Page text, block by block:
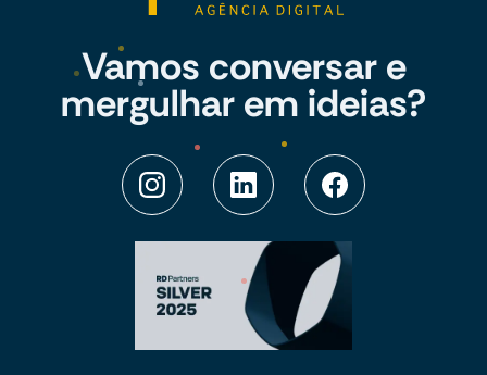
Vamos conversar e
mergulhar em ideias?